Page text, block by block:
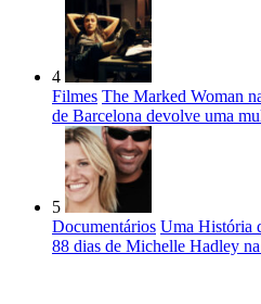
4
Filmes The Marked Woman
de Barcelona devolve uma
5
Documentários Uma História
88 dias de Michelle Hadley